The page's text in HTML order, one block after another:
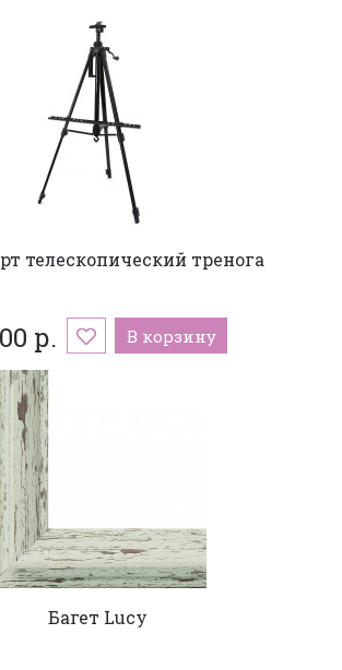
телескопический тренога
р. В корзину
Багет Lucy